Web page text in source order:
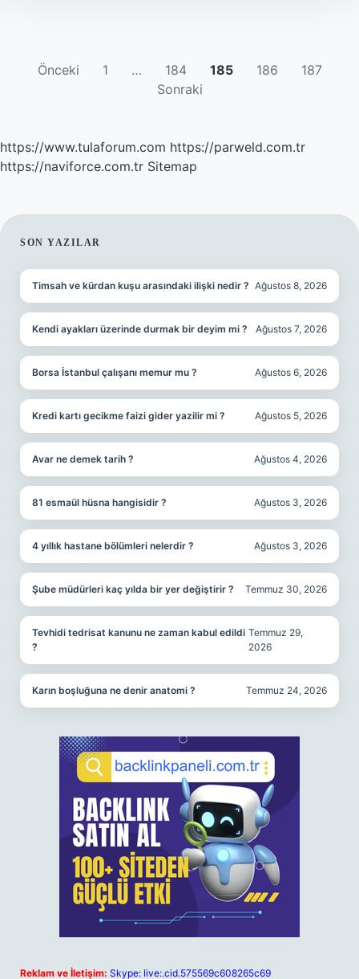
YAZI
SAYFALAMASI
Önceki 1 … 184 185 186
187
Sonraki
https://www.tulaforum.com https://parweld.com.tr
https://naviforce.com.tr Sitemap
SIDEBAR
SON YAZILAR
Timsah ve kürdan kuşu arasındaki ilişki nedir ? Ağustos 8, 2026
Kendi ayakları üzerinde durmak bir deyim mi ? Ağustos 7, 2026
Borsa İstanbul çalışanı memur mu ? Ağustos 6, 2026
Kredi kartı gecikme faizi gider yazilir mi ? Ağustos 5, 2026
Avar ne demek tarih ? Ağustos 4, 2026
81 esmaül hüsna hangisidir ? Ağustos 3, 2026
4 yıllık hastane bölümleri nelerdir ? Ağustos 3, 2026
Şube müdürleri kaç yılda bir yer değiştirir ? Temmuz 30, 2026
Tevhidi tedrisat kanunu ne zaman kabul edildi
?
Temmuz 29,
2026
Karın boşluğuna ne denir anatomi ? Temmuz 24, 2026
Reklam ve İletişim: Skype: live:.cid.575569c608265c69